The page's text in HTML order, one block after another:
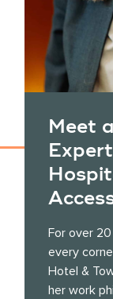
Meet
For over
every
Hotel &
her work